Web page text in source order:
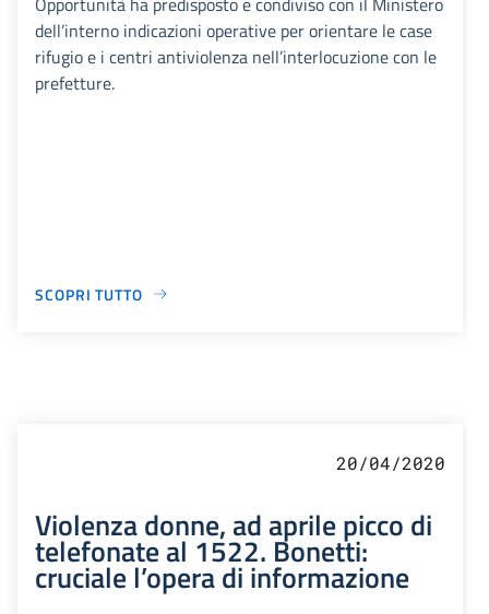
dell’interno indicazioni operative per orientare le case
rifugio e i centri antiviolenza nell’interlocuzione con le
prefetture.
SCOPRI TUTTO
20/04/2020
Violenza donne, ad aprile picco di
telefonate al 1522. Bonetti:
cruciale l’opera di informazione